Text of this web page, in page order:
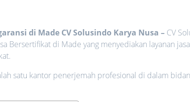
di Made CV Solusindo Karya Nusa – CV
Bersertifikat di Made yang menyediakan layanan
satu kantor penerjemah profesional di dalam